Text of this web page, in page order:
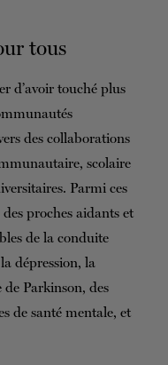
tous
d’avoir touché plus
des collaborations
scolaire
Parmi ces
proches aidants et
de la conduite
dépression, la
Parkinson, des
de santé mentale, et